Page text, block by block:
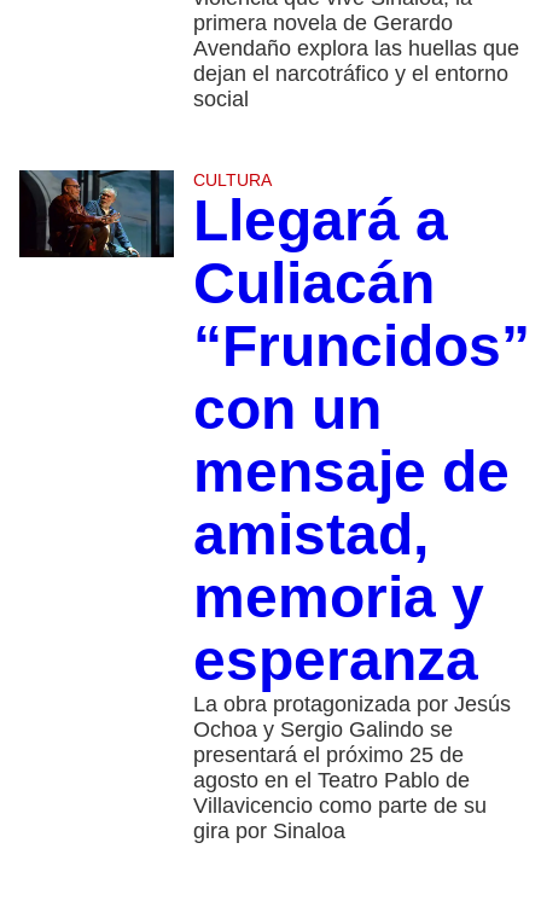
primera novela de Gerardo
Avendaño explora las huellas que
dejan el narcotráfico y el entorno
social
CULTURA
Llegará a
Culiacán
“Fruncidos”
con un
mensaje de
amistad,
memoria y
esperanza
La obra protagonizada por Jesús
Ochoa y Sergio Galindo se
presentará el próximo 25 de
agosto en el Teatro Pablo de
Villavicencio como parte de su
gira por Sinaloa